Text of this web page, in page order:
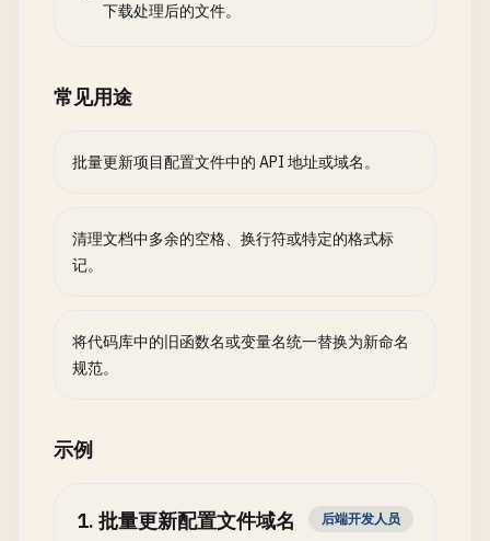
下载处理后的文件。
常见用途
批量更新项目配置文件中的 API 地址或域名。
清理文档中多余的空格、换行符或特定的格式标
记。
将代码库中的旧函数名或变量名统一替换为新命名
规范。
示例
1. 批量更新配置文件域名 后端开发人员